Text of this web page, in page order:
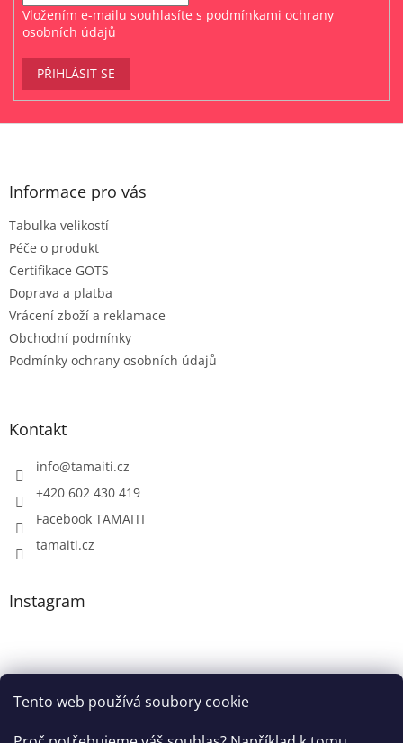
Tento web používá soubory cookie
Vložením e-mailu souhlasíte s podmínkami ochrany
osobních údajů
PŘIHLÁSIT SE
Z
Informace pro vás
Tabulka velikostí
Péče o produkt
Certifikace GOTS
Doprava a platba
Vrácení zboží a reklamace
Obchodní podmínky
Podmínky ochrany osobních údajů
Kontakt
info@tamaiti.cz
+420 602 430 419
Facebook TAMAITI
tamaiti.cz
Instagram